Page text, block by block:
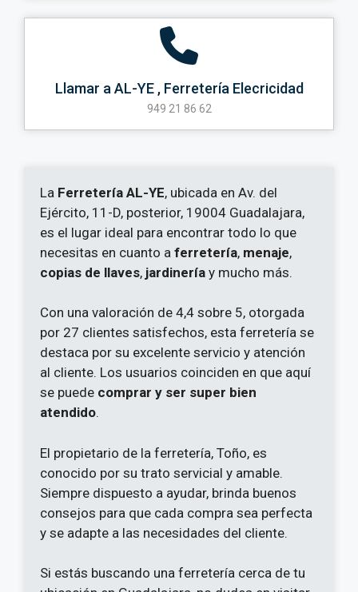
Llamar a AL-YE , Ferretería Elecricidad
949 21 86 62
La Ferretería AL-YE, ubicada en Av. del
Ejército, 11-D, posterior, 19004 Guadalajara,
es el lugar ideal para encontrar todo lo que
necesitas en cuanto a ferretería, menaje,
copias de llaves, jardinería y mucho más.
Con una valoración de 4,4 sobre 5, otorgada
por 27 clientes satisfechos, esta ferretería se
destaca por su excelente servicio y atención
al cliente. Los usuarios coinciden en que aquí
se puede comprar y ser super bien
atendido.
El propietario de la ferretería, Toño, es
conocido por su trato servicial y amable.
Siempre dispuesto a ayudar, brinda buenos
consejos para que cada compra sea perfecta
y se adapte a las necesidades del cliente.
Si estás buscando una ferretería cerca de tu